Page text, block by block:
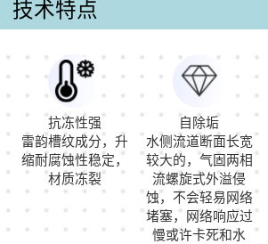
技术特点
抗冻性强
雷韵槽纹成分，升
缩耐腐蚀性稳定，
材质冻裂
自除垢
水侧流道断面长宽
较大的，气固两相
流螺旋式外溢侵
蚀，不会轻易网络
堵塞，网络响应过
慢或许卡死和水